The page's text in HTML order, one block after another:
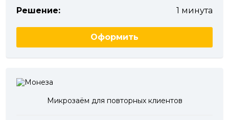
Решение:
1 минута
Оформить
Микрозаём для повторных клиентов